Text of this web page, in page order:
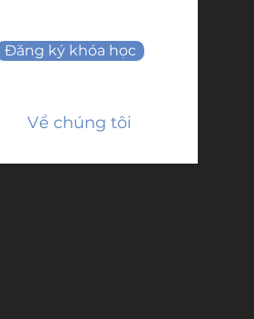
Đăng ký khóa học
Về chúng tôi